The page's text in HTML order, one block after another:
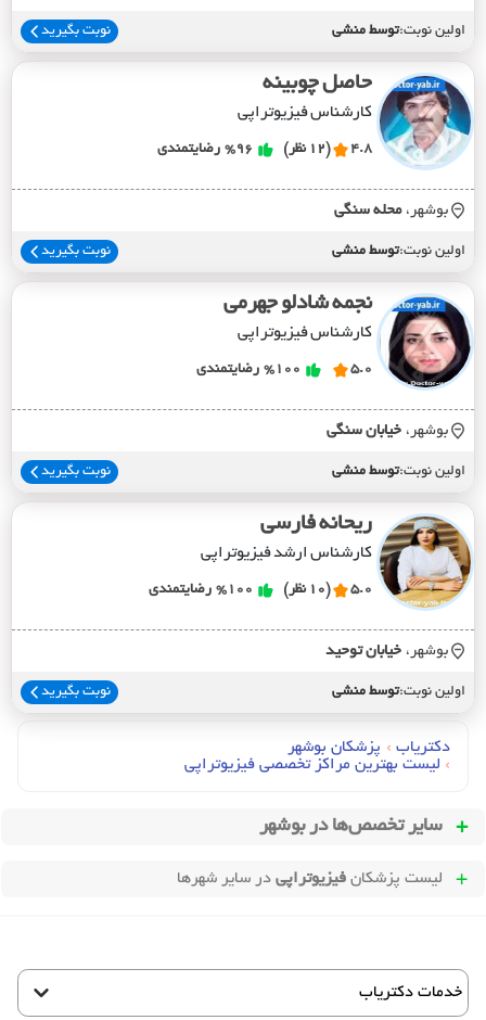
اولین نوبت:توسط منشی نوبت بگیرید
حاصل چوبینه
کارشناس فیزیوتراپی
4.8 (12 نظر) %96 رضایتمندی
بوشهر، محله سنگي
اولین نوبت:توسط منشی نوبت بگیرید
نجمه شادلو جهرمی
کارشناس فیزیوتراپی
5.0
%100 رضایتمندی
بوشهر، خيابان سنگي
اولین نوبت:توسط منشی نوبت بگیرید
ریحانه فارسی
کارشناس ارشد فیزیوتراپی
5.0 (10 نظر) %100 رضایتمندی
بوشهر، خيابان توحيد
اولین نوبت:توسط منشی نوبت بگیرید
دکتریاب › پزشکان بوشهر
› لیست بهترین مراکز تخصصی فیزیوتراپی
سایر تخصص‌ها دربوشهر
لیست پزشکان فیزیوتراپی در سایر شهرها
خدمات دکتریاب